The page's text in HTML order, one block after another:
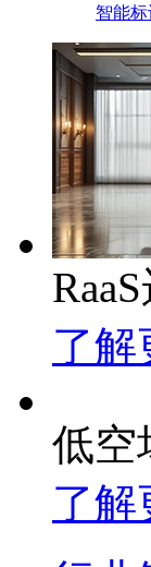
智能标
了解
低空
了解